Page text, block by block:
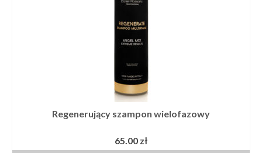
Regenerujący szampon wielofazowy
65.00 zł